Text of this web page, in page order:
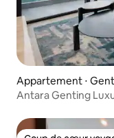
Appartement ⋅
Antara Genting